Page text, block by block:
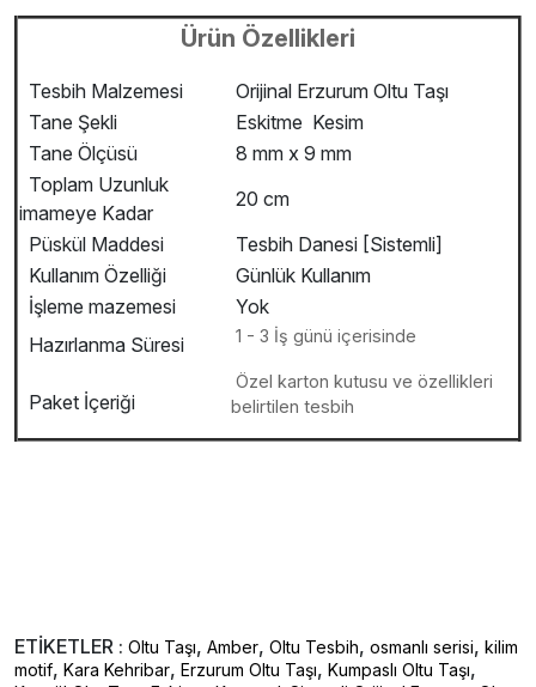
Ürün Özellikleri
Tesbih Malzemesi
Orijinal Erzurum Oltu Taşı
Tane Şekli
Eskitme Kesim
Tane Ölçüsü
8 mm x 9 mm
Toplam Uzunluk
imameye Kadar
20 cm
Püskül Maddesi
Tesbih Danesi [Sistemli]
Kullanım Özelliği
Günlük Kullanım
İşleme mazemesi
Yok
Hazırlanma Süresi
1 - 3 İş günü içerisinde
Paket İçeriği
Özel karton kutusu ve özellikleri
belirtilen tesbih
ETİKETLER : Oltu Taşı, Amber, Oltu Tesbih, osmanlı serisi, kilim
motif, Kara Kehribar, Erzurum Oltu Taşı, Kumpaslı Oltu Taşı,